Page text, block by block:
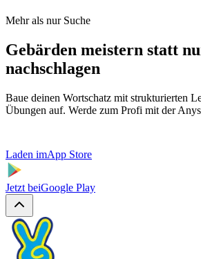
Mehr als nur Suche
Gebärden meistern statt
nachschlagen
Baue deinen Wortschatz mit strukturierten
Übungen auf. Werde zum Profi mit der
Laden imApp Store
Jetzt beiGoogle Play